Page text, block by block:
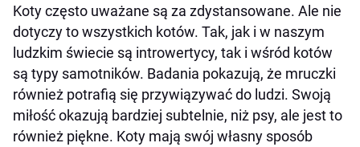
Koty często uważane są za zdystansowane. Ale nie
dotyczy to wszystkich kotów. Tak, jak i w naszym
ludzkim świecie są introwertycy, tak i wśród kotów
są typy samotników. Badania pokazują, że mruczki
również potrafią się przywiązywać do ludzi. Swoją
miłość okazują bardziej subtelnie, niż psy, ale jest to
również piękne. Koty mają swój własny sposób